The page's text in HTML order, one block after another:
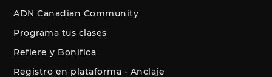
ADN Canadian Community
Programa tus clases
Refiere y Bonifica
Registro en plataforma - Anclaje